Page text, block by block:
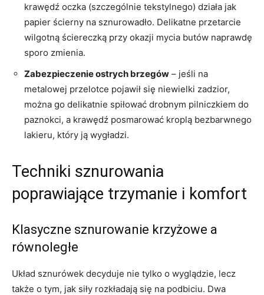
krawędź oczka (szczególnie tekstylnego) działa jak
papier ścierny na sznurowadło. Delikatne przetarcie
wilgotną ściereczką przy okazji mycia butów naprawdę
sporo zmienia.
Zabezpieczenie ostrych brzegów – jeśli na
metalowej przelotce pojawił się niewielki zadzior,
można go delikatnie spiłować drobnym pilniczkiem do
paznokci, a krawędź posmarować kroplą bezbarwnego
lakieru, który ją wygładzi.
Techniki sznurowania
poprawiające trzymanie i komfort
Klasyczne sznurowanie krzyżowe a
równoległe
Układ sznurówek decyduje nie tylko o wyglądzie, lecz
także o tym, jak siły rozkładają się na podbiciu. Dwa